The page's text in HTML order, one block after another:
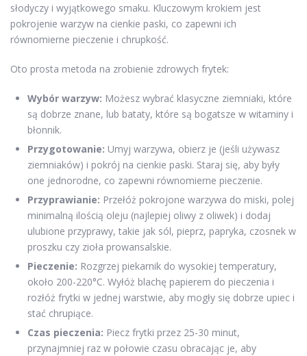
słodyczy i wyjątkowego smaku. Kluczowym krokiem jest
pokrojenie warzyw na cienkie paski, co zapewni ich
równomierne pieczenie i chrupkość.
Oto prosta metoda na zrobienie zdrowych frytek:
Wybór warzyw: Możesz wybrać klasyczne ziemniaki, które
są dobrze znane, lub bataty, które są bogatsze w witaminy i
błonnik.
Przygotowanie: Umyj warzywa, obierz je (jeśli używasz
ziemniaków) i pokrój na cienkie paski. Staraj się, aby były
one jednorodne, co zapewni równomierne pieczenie.
Przyprawianie: Przełóż pokrojone warzywa do miski, polej
minimalną ilością oleju (najlepiej oliwy z oliwek) i dodaj
ulubione przyprawy, takie jak sól, pieprz, papryka, czosnek w
proszku czy zioła prowansalskie.
Pieczenie: Rozgrzej piekarnik do wysokiej temperatury,
około 200-220°C. Wyłóż blachę papierem do pieczenia i
rozłóż frytki w jednej warstwie, aby mogły się dobrze upiec i
stać chrupiące.
Czas pieczenia: Piecz frytki przez 25-30 minut,
przynajmniej raz w połowie czasu obracając je, aby